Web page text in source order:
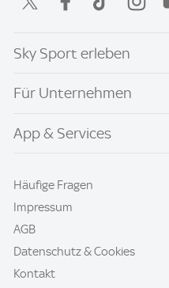
Sky Sport erleben
Für Unternehmen
App & Services
Häufige Fragen
Impressum
AGB
Datenschutz & Cookies
Kontakt